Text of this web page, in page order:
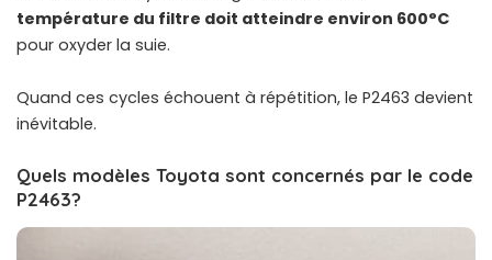
température du filtre doit atteindre environ 600°C
pour oxyder la suie.
Quand ces cycles échouent à répétition, le P2463 devient
inévitable.
Quels modèles Toyota sont concernés par le code
P2463?